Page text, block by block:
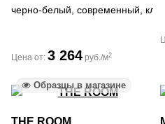
черно-белый, современный,
Цена от: 3 264 руб./м2
Образцы в магазине
THE ROOM